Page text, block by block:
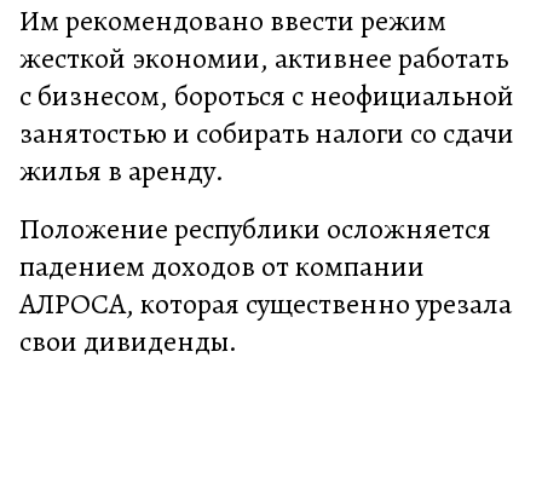
Им рекомендовано ввести режим
жесткой экономии, активнее работать
с бизнесом, бороться с неофициальной
занятостью и собирать налоги со сдачи
жилья в аренду.
Положение республики осложняется
падением доходов от компании
АЛРОСА, которая существенно урезала
свои дивиденды.